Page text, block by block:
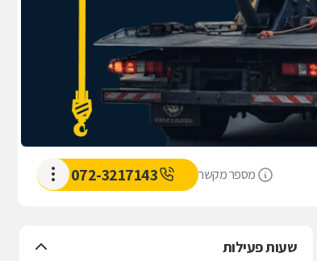
מספר מקשר 072-3217143
שעות פעילות